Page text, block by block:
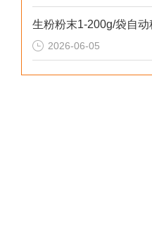
2026-06-05